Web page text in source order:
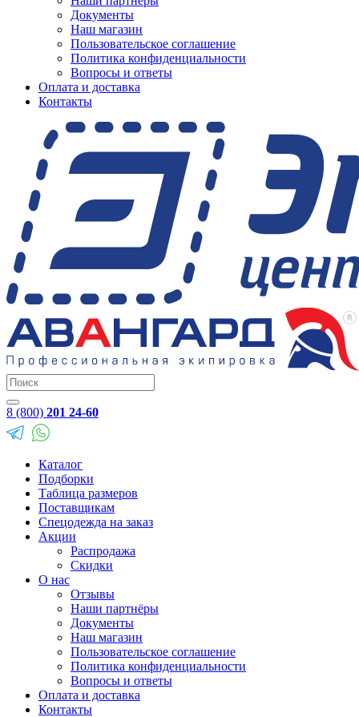
Документы
Наш магазин
Пользовательское соглашение
Политика конфиденциальности
Вопросы и ответы
Оплата и доставка
Контакты
8 (800) 201 24-60
Каталог
Подборки
Таблица размеров
Поставщикам
Спецодежда на заказ
Акции
Распродажа
Скидки
О нас
Отзывы
Наши партнёры
Документы
Наш магазин
Пользовательское соглашение
Политика конфиденциальности
Вопросы и ответы
Оплата и доставка
Контакты